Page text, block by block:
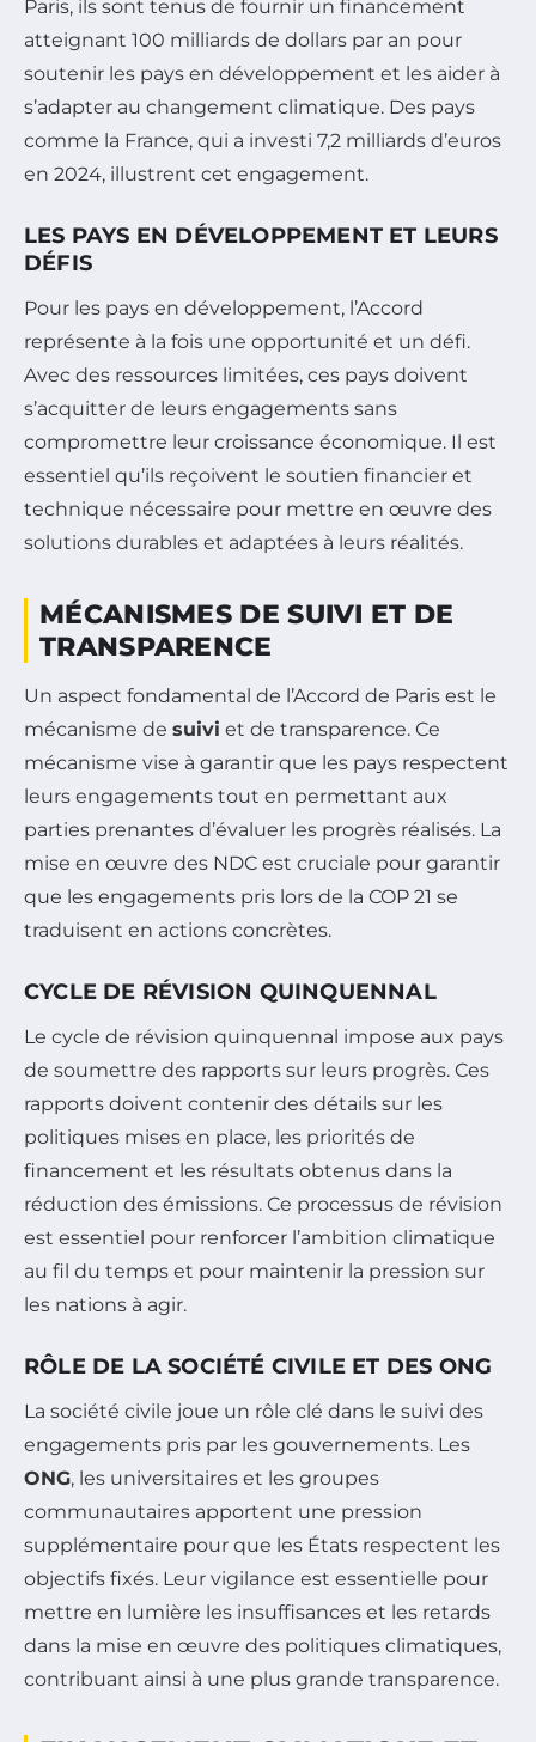
Paris, ils sont tenus de fournir un financement
atteignant 100 milliards de dollars par an pour
soutenir les pays en développement et les aider à
s’adapter au changement climatique. Des pays
comme la France, qui a investi 7,2 milliards d’euros
en 2024, illustrent cet engagement.
LES PAYS EN DÉVELOPPEMENT ET LEURS
DÉFIS
Pour les pays en développement, l’Accord
représente à la fois une opportunité et un défi.
Avec des ressources limitées, ces pays doivent
s’acquitter de leurs engagements sans
compromettre leur croissance économique. Il est
essentiel qu’ils reçoivent le soutien financier et
technique nécessaire pour mettre en œuvre des
solutions durables et adaptées à leurs réalités.
MÉCANISMES DE SUIVI ET DE
TRANSPARENCE
Un aspect fondamental de l’Accord de Paris est le
mécanisme de suivi et de transparence. Ce
mécanisme vise à garantir que les pays respectent
leurs engagements tout en permettant aux
parties prenantes d’évaluer les progrès réalisés. La
mise en œuvre des NDC est cruciale pour garantir
que les engagements pris lors de la COP 21 se
traduisent en actions concrètes.
CYCLE DE RÉVISION QUINQUENNAL
Le cycle de révision quinquennal impose aux pays
de soumettre des rapports sur leurs progrès. Ces
rapports doivent contenir des détails sur les
politiques mises en place, les priorités de
financement et les résultats obtenus dans la
réduction des émissions. Ce processus de révision
est essentiel pour renforcer l’ambition climatique
au fil du temps et pour maintenir la pression sur
les nations à agir.
RÔLE DE LA SOCIÉTÉ CIVILE ET DES ONG
La société civile joue un rôle clé dans le suivi des
engagements pris par les gouvernements. Les
ONG, les universitaires et les groupes
communautaires apportent une pression
supplémentaire pour que les États respectent les
objectifs fixés. Leur vigilance est essentielle pour
mettre en lumière les insuffisances et les retards
dans la mise en œuvre des politiques climatiques,
contribuant ainsi à une plus grande transparence.